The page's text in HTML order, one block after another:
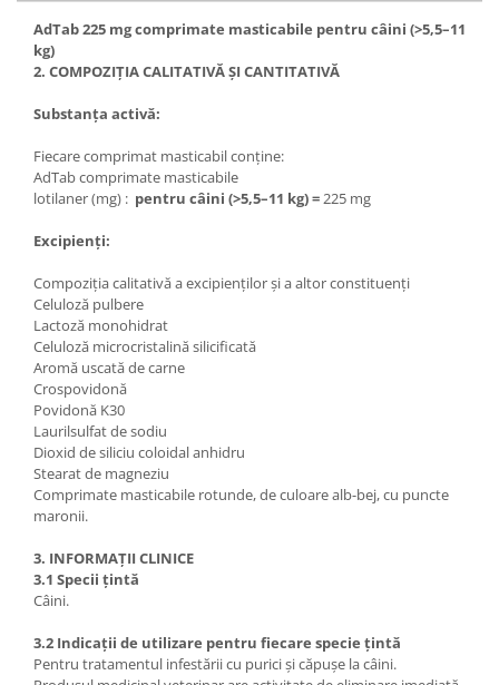
AdTab 225 mg comprimate masticabile pentru câini (>5,5–11
kg)
2. COMPOZIȚIA CALITATIVĂ ȘI CANTITATIVĂ
Substanța activă:
Fiecare comprimat masticabil conține:
AdTab comprimate masticabile
lotilaner (mg) : pentru câini (>5,5–11 kg) =225 mg
Excipienți:
Compoziția calitativă a excipienților și a altor constituenți
Celuloză pulbere
Lactoză monohidrat
Celuloză microcristalină silicificată
Aromă uscată de carne
Crospovidonă
Povidonă K30
Laurilsulfat de sodiu
Dioxid de siliciu coloidal anhidru
Stearat de magneziu
Comprimate masticabile rotunde, de culoare alb-bej, cu puncte
maronii.
3. INFORMAȚII CLINICE
3.1 Specii țintă
Câini.
3.2 Indicații de utilizare pentru fiecare specie țintă
Pentru tratamentul infestării cu purici și căpușe la câini.